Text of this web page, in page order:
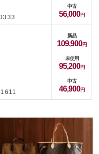
中古
56,000
新品
109,900
未使用
95,200
中古
46,900